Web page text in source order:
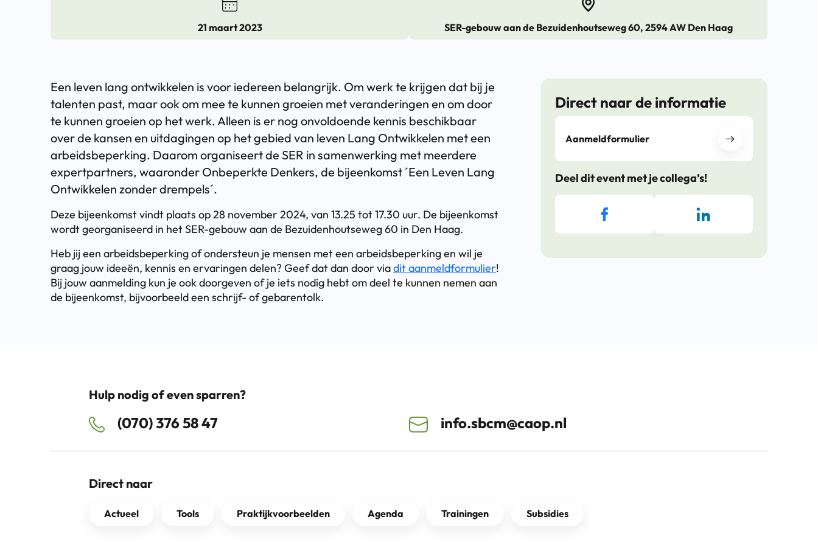
21 maart 2023 SER-gebouw aan de Bezuidenhoutseweg 60, 2594 AW Den Haag
Een leven lang ontwikkelen is voor iedereen belangrijk. Om werk te krijgen dat bij je
talenten past, maar ook om mee te kunnen groeien met veranderingen en om door
te kunnen groeien op het werk. Alleen is er nog onvoldoende kennis beschikbaar
over de kansen en uitdagingen op het gebied van leven Lang Ontwikkelen met een
arbeidsbeperking. Daarom organiseert de SER in samenwerking met meerdere
expertpartners, waaronder Onbeperkte Denkers, de bijeenkomst ´Een Leven Lang
Ontwikkelen zonder drempels´.
Deze bijeenkomst vindt plaats op 28 november 2024, van 13.25 tot 17.30 uur. De bijeenkomst
wordt georganiseerd in het SER-gebouw aan de Bezuidenhoutseweg 60 in Den Haag.
Heb jij een arbeidsbeperking of ondersteun je mensen met een arbeidsbeperking en wil je
graag jouw ideeën, kennis en ervaringen delen? Geef dat dan door viadit aanmeldformulier!
Bij jouw aanmelding kun je ook doorgeven of je iets nodig hebt om deel te kunnen nemen aan
de bijeenkomst, bijvoorbeeld een schrijf- of gebarentolk.
Direct naar de informatie
Aanmeldformulier
Deel dit event met je collega’s!
Hulp nodig of even sparren?
(070) 376 58 47 info.sbcm@caop.nl
Direct naar
Actueel Tools Praktijkvoorbeelden Agenda Trainingen Subsidies